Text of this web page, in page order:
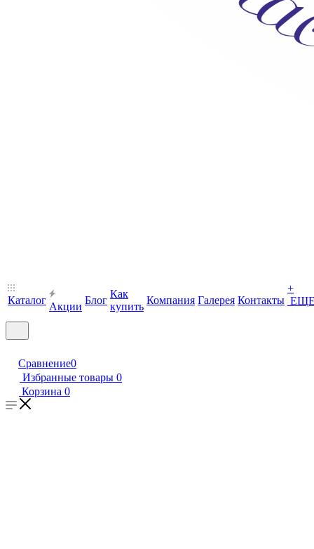
Каталог
Акции
Блог
Как
купить
Компания Галерея Контакты
+
Сравнение0
Избранные товары 0
Корзина 0